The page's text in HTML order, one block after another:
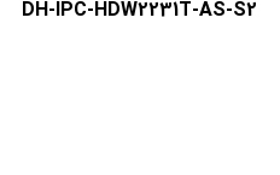
DH-IPC-HDW2231T-AS-S2